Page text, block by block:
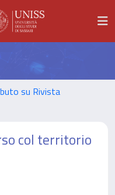
su Rivista
col territorio